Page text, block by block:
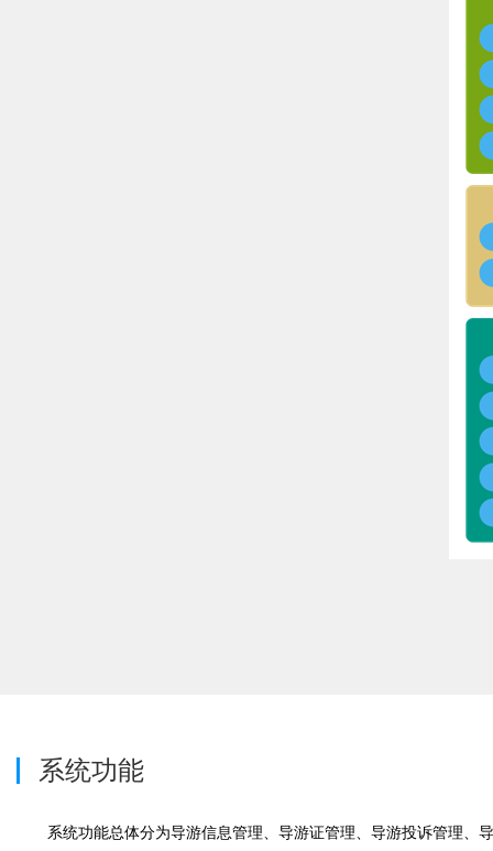
系统功能
系统功能总体分为导游信息管理、导游证管理、导游投诉管理、